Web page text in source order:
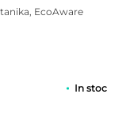
EcoAware
In stoc